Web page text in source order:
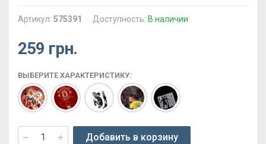
Артикул: 575391 Доступность: В наличии
259 грн.
ВЫБЕРИТЕ ХАРАКТЕРИСТИКУ:
Добавить в корзину